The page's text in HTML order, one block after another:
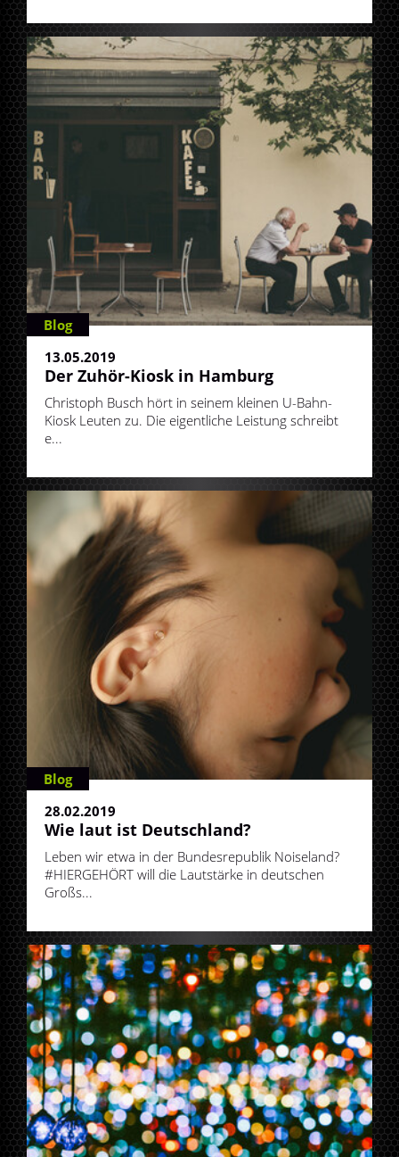
Blog
13.05.2019
Der Zuhör-Kiosk in Hamburg
Christoph Busch hört in seinem kleinen U-Bahn-
Kiosk Leuten zu. Die eigentliche Leistung schreibt
e...
Blog
28.02.2019
Wie laut ist Deutschland?
Leben wir etwa in der Bundesrepublik Noiseland?
#HIERGEHÖRT will die Lautstärke in deutschen
Großs...